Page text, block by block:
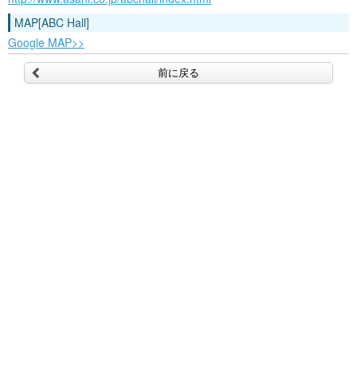
MAP[ABC Hall]
Google MAP>>
前に戻る